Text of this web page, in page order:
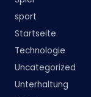
sport
Startseite
Technologie
Uncategorized
Unterhaltung